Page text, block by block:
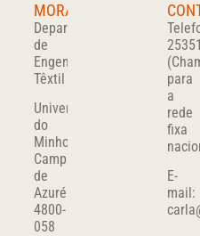
MORADA
Departamento
de
Engenharia
Têxtil
Universidade
do
Minho
Campus
de
Azurém
4800-
058
para
a
rede
fixa
E-
mail: